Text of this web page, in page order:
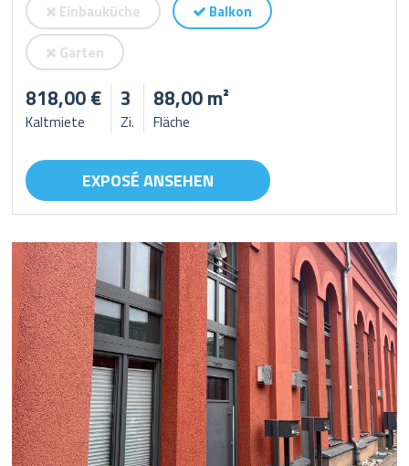
Einbauküche
Balkon
Garten
818,00 €
Kaltmiete
3
Zi.
88,00 m²
Fläche
EXPOSÉ ANSEHEN